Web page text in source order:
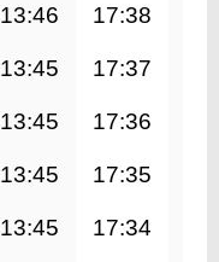
13:46 17:38
13:45 17:37
13:45 17:36
13:45 17:35
13:45 17:34